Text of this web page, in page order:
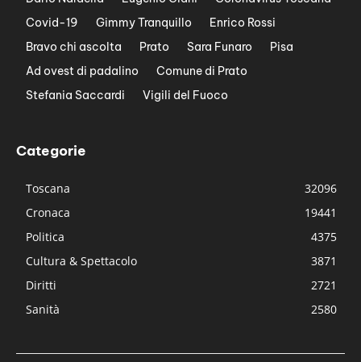
Covid-19
Gimmy Tranquillo
Enrico Rossi
Bravo chi ascolta
Prato Sara Funaro
Pisa
Ad ovest di padalino
Comune di Prato
Stefania Saccardi
Vigili del Fuoco
Categorie
Toscana
32096
Cronaca
19441
Politica
4375
Cultura & Spettacolo
3871
Diritti
2721
Sanità
2580